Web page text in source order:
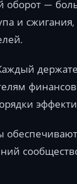
—
и
обеспечивают